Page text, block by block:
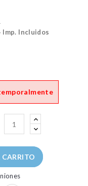
Imp. Incluidos